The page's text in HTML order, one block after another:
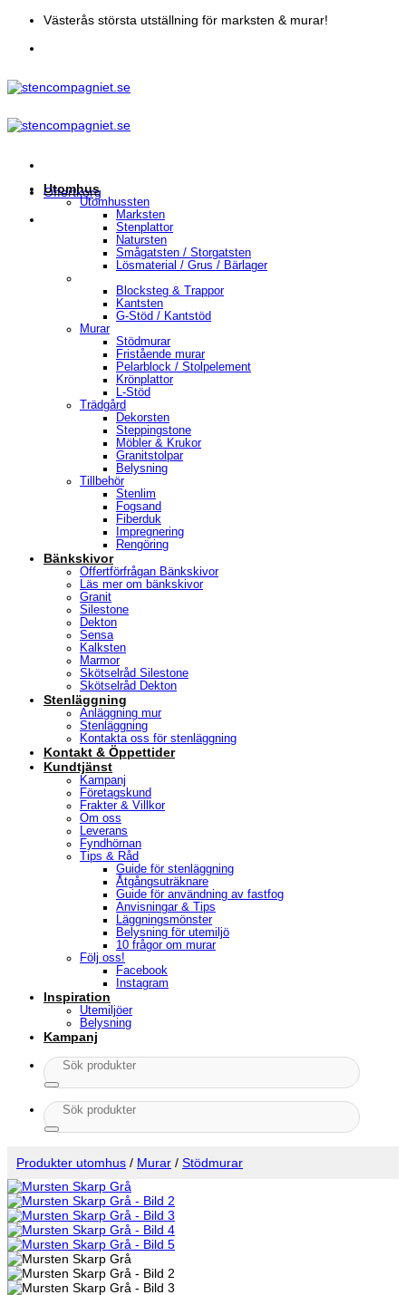
Skip
content
Västerås största utställning för marksten & murar!
Offertkorg
Utomhus
Utomhussten
Marksten
Stenplattor
Natursten
Smågatsten / Storgatsten
Lösmaterial / Grus / Bärlager
Blocksteg & Trappor
Kantsten
G-Stöd / Kantstöd
Murar
Stödmurar
Fristående murar
Pelarblock / Stolpelement
Krönplattor
L-Stöd
Trädgård
Dekorsten
Steppingstone
Möbler & Krukor
Granitstolpar
Belysning
Tillbehör
Stenlim
Fogsand
Fiberduk
Impregnering
Rengöring
Bänkskivor
Offertförfrågan Bänkskivor
Läs mer om bänkskivor
Granit
Silestone
Dekton
Sensa
Kalksten
Marmor
Skötselråd Silestone
Skötselråd Dekton
Stenläggning
Anläggning mur
Stenläggning
Kontakta oss för stenläggning
Kontakt & Öppettider
Kundtjänst
Kampanj
Företagskund
Frakter & Villkor
Om oss
Leverans
Fyndhörnan
Tips & Råd
Guide för stenläggning
Åtgångsuträknare
Guide för användning av fastfog
Anvisningar & Tips
Läggningsmönster
Belysning för utemiljö
10 frågor om murar
Följ oss!
Facebook
Instagram
Inspiration
Utemiljöer
Belysning
Kampanj
Sök
efter:
Sök
efter:
Produkter utomhus / Murar / Stödmurar